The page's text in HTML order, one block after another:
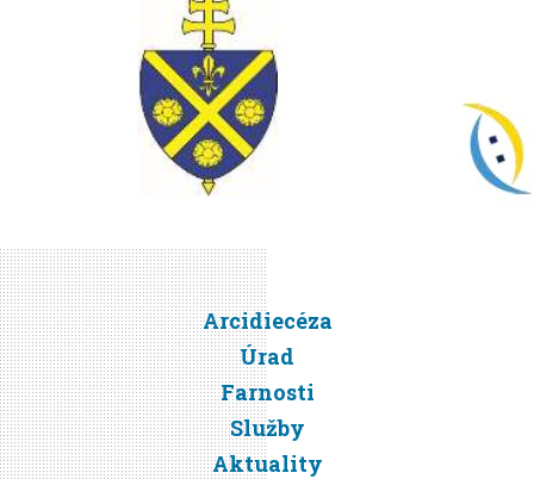
Arcidiecéza
Úrad
Farnosti
Služby
Aktuality